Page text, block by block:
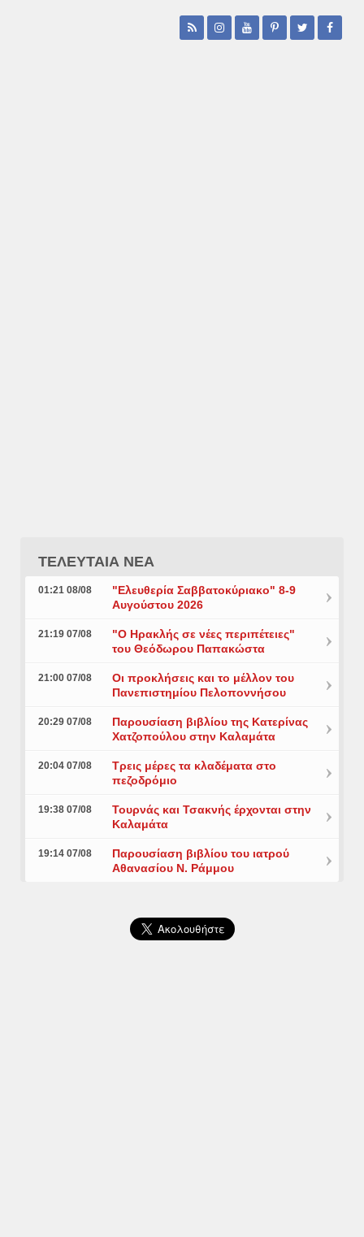
ΤΕΛΕΥΤΑΙΑ ΝΕΑ
01:21 08/08
"Ελευθερία Σαββατοκύριακο" 8-9
Αυγούστου 2026
21:19 07/08
"Ο Ηρακλής σε νέες περιπέτειες"
του Θεόδωρου Παπακώστα
21:00 07/08
Οι προκλήσεις και το μέλλον του
Πανεπιστημίου Πελοποννήσου
20:29 07/08
Παρουσίαση βιβλίου της Κατερίνας
Χατζοπούλου στην Καλαμάτα
20:04 07/08
Τρεις μέρες τα κλαδέματα στο
πεζοδρόμιο
19:38 07/08
Τουρνάς και Τσακνής έρχονται στην
Καλαμάτα
19:14 07/08
Παρουσίαση βιβλίου του ιατρού
Αθανασίου Ν. Ράμμου